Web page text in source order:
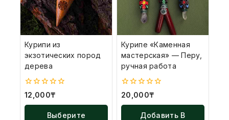
Курипи из
экзотических пород
дерева
0
из
5
12,000₸
Выберите
Курипе «Каменная
мастерская» — Перу,
ручная работа
0
из
5
20,000₸
Добавить В